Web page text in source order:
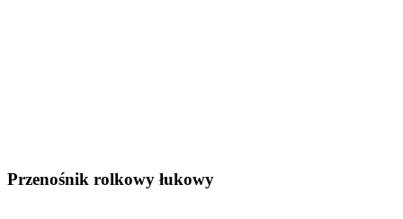
Przenośnik rolkowy łukowy